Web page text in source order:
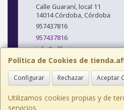
Política de Cookies de
Configurar Rechazar Aceptar
Utilizamos cookies propias y de
servicios.
Calle Guaraní, local 11
14014 Córdoba, Córdoba
957437816
957437816
info@affinatupc.com
Horario
10:00 a 13:30 y 17:00 a 20:30h